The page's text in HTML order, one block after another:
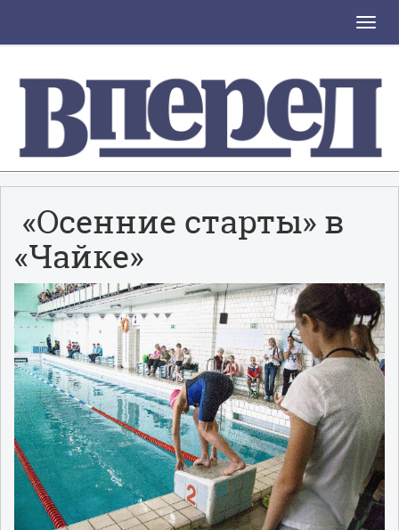
Toggle
«Осенние старты» в
«Чайке»